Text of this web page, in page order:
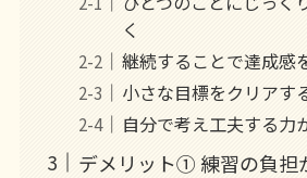
く
継続することで達成感
小さな目標をクリアす
自分で考え工夫する力
デメリット① 練習の負担